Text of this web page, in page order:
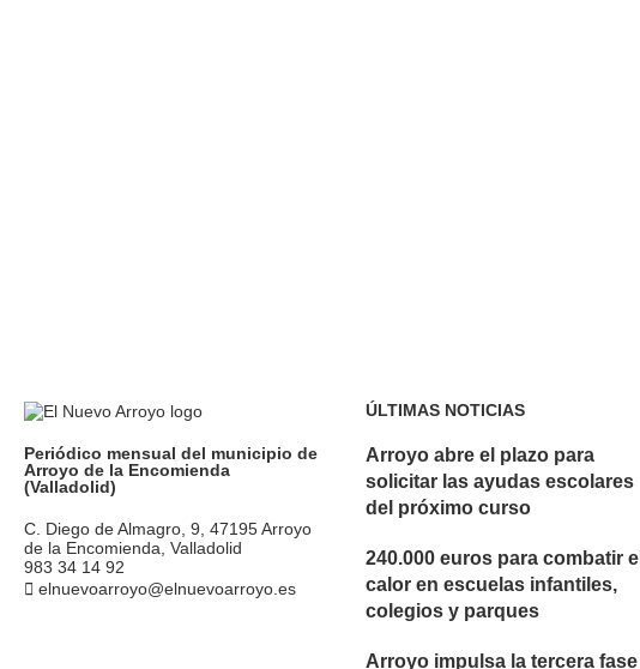
Periódico mensual del municipio de
Arroyo de la Encomienda
(Valladolid)
C. Diego de Almagro, 9, 47195 Arroyo
de la Encomienda, Valladolid
983 34 14 92
elnuevoarroyo@elnuevoarroyo.es
ÚLTIMAS NOTICIAS
Arroyo abre el plazo para
solicitar las ayudas escolares
del próximo curso
240.000 euros para combatir el
calor en escuelas infantiles,
colegios y parques
Arroyo impulsa la tercera fase